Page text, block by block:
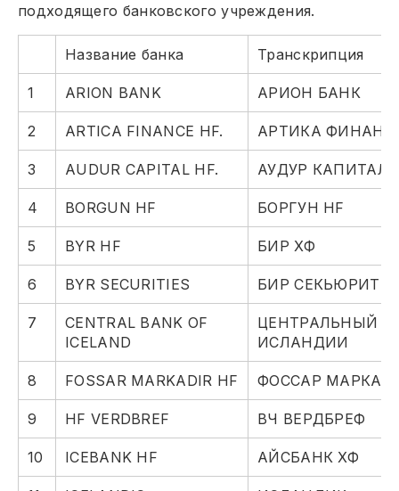
подходящего банковского учреждения.
Название банка Транскрипция
1 ARION BANK АРИОН БАНК
2 ARTICA FINANCE HF. АРТИКА ФИНАНС
3 AUDUR CAPITAL HF. АУДУР КАПИТАЛ
4 BORGUN HF БОРГУН HF
5 BYR HF БИР ХФ
6 BYR SECURITIES БИР
7
CENTRAL BANK OF
ICELAND
ЦЕНТРАЛЬНЫЙ
ИСЛАНДИИ
8 FOSSAR MARKADIR HF ФОССАР
9 HF VERDBREF ВЧ ВЕРДБРЕФ
10 ICEBANK HF АЙСБАНК ХФ